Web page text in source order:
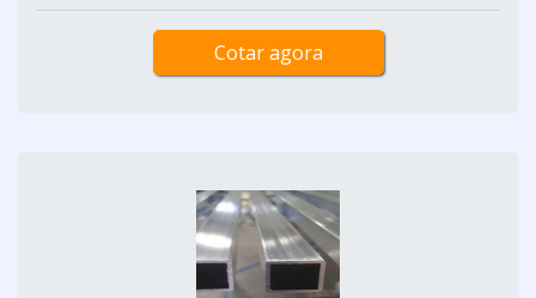
Cotar agora